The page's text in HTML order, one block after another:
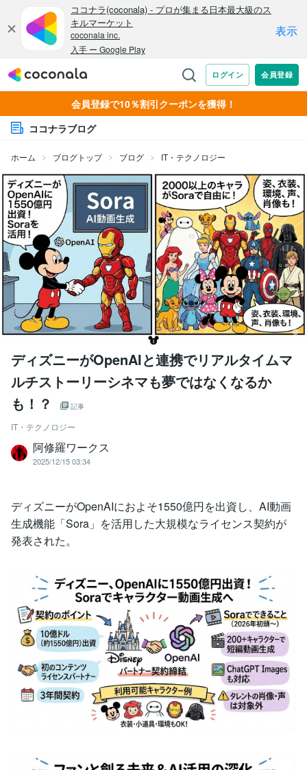
会員登録で10％割引クーポンを獲得！
ココナラブログ
ホーム ブログトップ ブログ IT・テクノロジー
ディズニーがOpenAIと連携でリアルタイムマ
ルチストーリーシネマも夢ではなくなるか
も！？
記事
IT・テクノロジー
阿修羅ワークス
2025/12/15 03:34
ディズニーがOpenAIにおよそ1550億円を出資し、AI動画
生成機能「Sora」を活用した大規模なライセンス契約が
発表された。